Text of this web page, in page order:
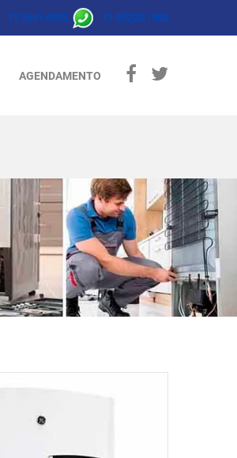
11 3641-6993 11 95220-1984
AGENDAMENTO